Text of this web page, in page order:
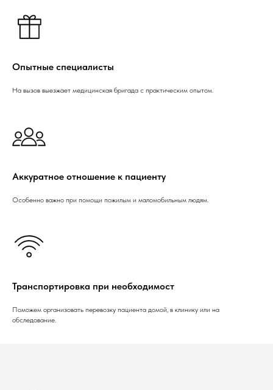
Опытные специалисты
На вызов выезжает медицинская бригада с практическим опытом.
Аккуратное отношение к пациенту
Особенно важно при помощи пожилым и маломобильным людям.
Транспортировка при необходимост
Поможем организовать перевозку пациента домой, в клинику или на
обследование.